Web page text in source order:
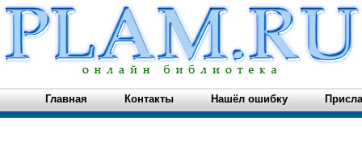
Главная Контакты Нашёл ошибку